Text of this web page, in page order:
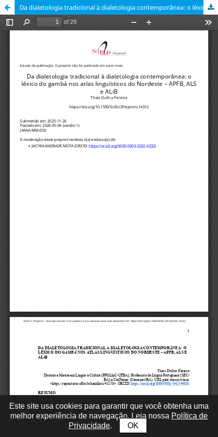
Da dialetologia tradicional à dialetologia contemporânea: o léxico do gambá nos atlas linguísticos do Nordeste – APFB, ALS e ALiB
Este site usa cookies para garantir que você obtenha uma
melhor experiência de navegação. Leia nossa Política de
Privacidade. OK